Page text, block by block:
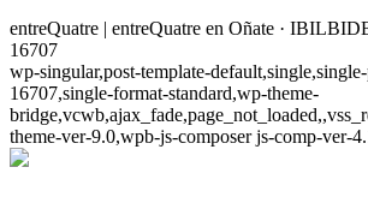
entreQuatre | entreQuatre en Oñate ·
16707
wp-singular,post-template-
16707,single-format-standard,wp-theme-
theme-ver-9.0,wpb-js-composer js-comp-ver-